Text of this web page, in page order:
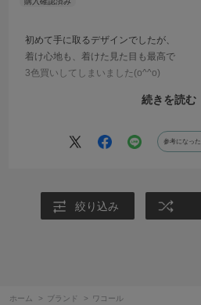
初めて手に取るデザインでしたが、
着け心地も、着けた見た目も最高で
3色買いしてしまいました(o^^o)
お気に入りの下着に出会えて、続きを読む
参考になった
絞り込み
ホーム > ブランド >
ワコール